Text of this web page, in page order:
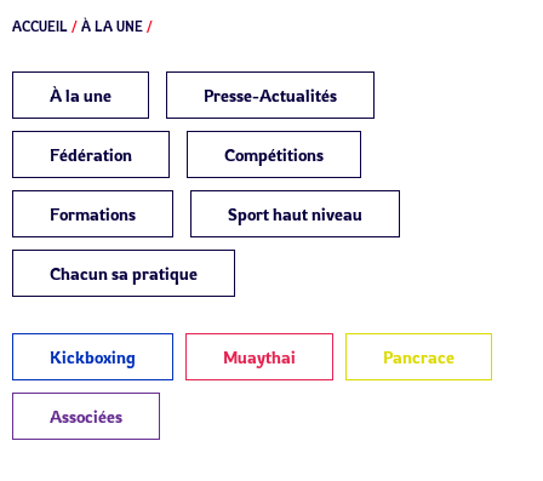
ACCUEIL / À LA UNE /
À la une Presse-Actualités
Fédération Compétitions
Formations Sport haut niveau
Chacun sa pratique
Kickboxing Muaythai Pancrace
Associées